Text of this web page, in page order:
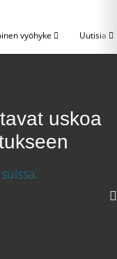
vyöhyke Uutisia
uskoa